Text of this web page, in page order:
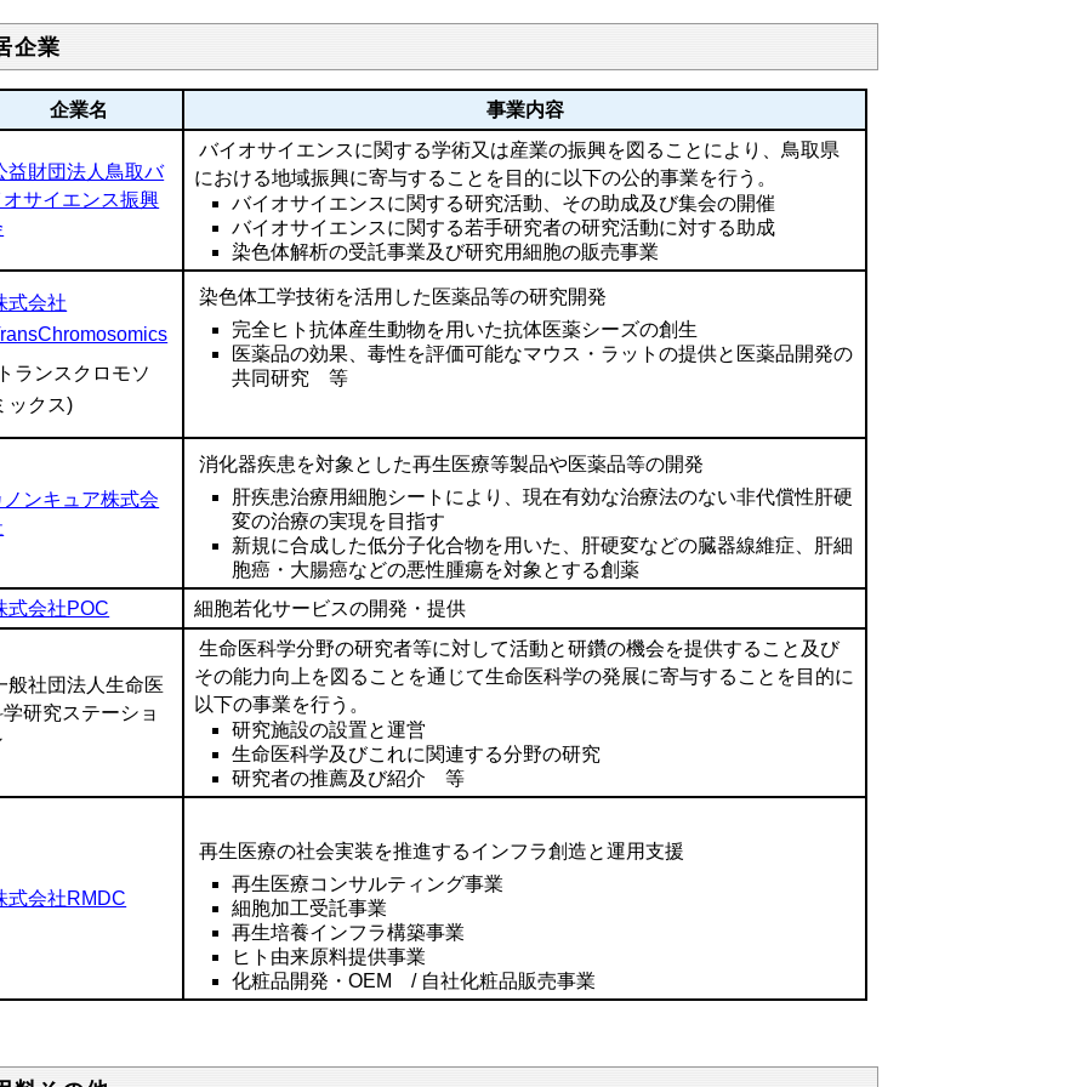
企業
企業名 事業内容
益財団法人鳥取バ
オサイエンス振興
バイオサイエンスに関する学術又は産業の振興を図ることにより、鳥取県
における地域振興に寄与することを目的に以下の公的事業を行う。
バイオサイエンスに関する研究活動、その助成及び集会の開催
バイオサイエンスに関する若手研究者の研究活動に対する助成
染色体解析の受託事業及び研究用細胞の販売事業
式会社
ランスクロモソ
ックス)
染色体工学技術を活用した医薬品等の研究開発
完全ヒト抗体産生動物を用いた抗体医薬シーズの創生
医薬品の効果、毒性を評価可能なマウス・ラットの提供と医薬品開発の
共同研究 等
ノンキュア株式会
消化器疾患を対象とした再生医療等製品や医薬品等の開発
肝疾患治療用細胞シートにより、現在有効な治療法のない非代償性肝硬
変の治療の実現を目指す
新規に合成した低分子化合物を用いた、肝硬変などの臓器線維症、肝細
胞癌・大腸癌などの悪性腫瘍を対象とする創薬
式会社POC
細胞若化サービスの開発・提供
般社団法人生命医
学研究ステーショ
生命医科学分野の研究者等に対して活動と研鑽の機会を提供すること及び
その能力向上を図ることを通じて生命医科学の発展に寄与することを目的に
以下の事業を行う。
研究施設の設置と運営
生命医科学及びこれに関連する分野の研究
研究者の推薦及び紹介 等
式会社RMDC
再生医療の社会実装を推進するインフラ創造と運用支援
再生医療コンサルティング事業
細胞加工受託事業
再生培養インフラ構築事業
ヒト由来原料提供事業
化粧品開発・OEM / 自社化粧品販売事業